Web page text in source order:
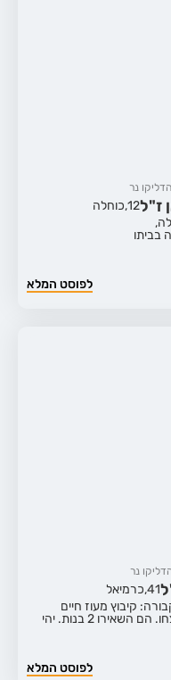
הדליקו נר
ז"ל12, כוחלה
בביתו
לפוסט המלא
נר
41, כרמיאל
קיבוץ מעוז חיים
מטיאס ורעייתו יצאו לחגוג במסיבה ונרצחו. הם השאירו 2 בנות. יהי
לפוסט המלא